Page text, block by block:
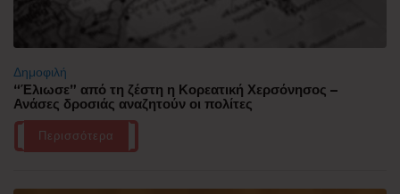
Δημοφιλή
“Έλιωσε” από τη ζέστη η Κορεατική Χερσόνησος –
Ανάσες δροσιάς αναζητούν οι πολίτες
Περισσότερα